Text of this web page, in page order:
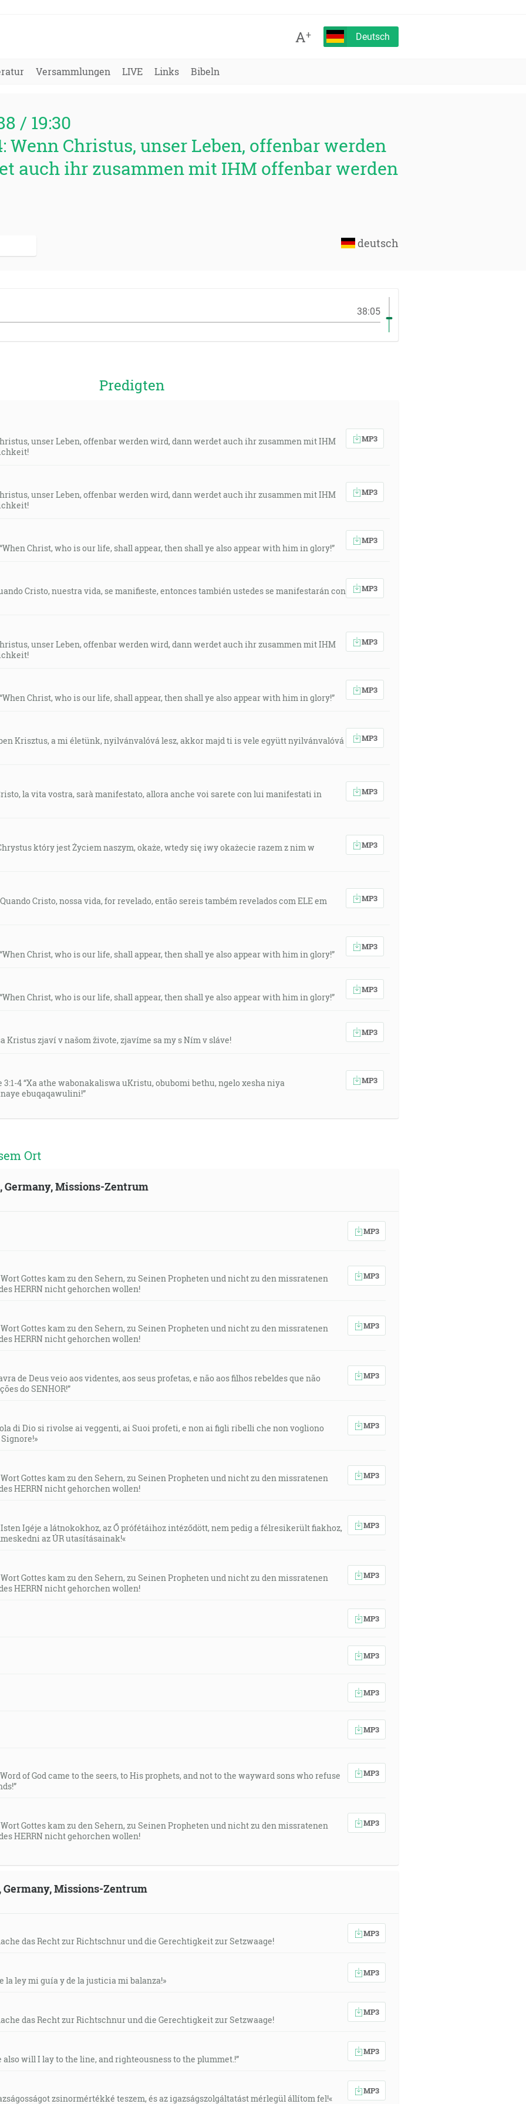
A+ Deutsch
Versammlungen LIVE Links Bibeln
/ 19:30
Wenn Christus, unser Leben, offenbar werden
auch ihr zusammen mit IHM offenbar werden
deutsch
38:05
Predigten
unser Leben, offenbar werden wird, dann werdet auch ihr zusammen mit IHM
MP3
unser Leben, offenbar werden wird, dann werdet auch ihr zusammen mit IHM
MP3
Christ, who is our life, shall appear, then shall ye also appear with him in glory!”
MP3
Cristo, nuestra vida, se manifieste, entonces también ustedes se manifestarán con MP3
unser Leben, offenbar werden wird, dann werdet auch ihr zusammen mit IHM
MP3
Christ, who is our life, shall appear, then shall ye also appear with him in glory!”
MP3
Krisztus, a mi életünk, nyilvánvalóvá lesz, akkor majd ti is vele együtt nyilvánvalóvá MP3
la vita vostra, sarà manifestato, allora anche voi sarete con lui manifestati in MP3
który jest Życiem naszym, okaże, wtedy się iwy okażecie razem z nim w MP3
Cristo, nossa vida, for revelado, então sereis também revelados com ELE em MP3
Christ, who is our life, shall appear, then shall ye also appear with him in glory!”
MP3
Christ, who is our life, shall appear, then shall ye also appear with him in glory!”
MP3
Kristus zjaví v našom živote, zjavíme sa my s Ním v sláve!
MP3
3:1-4 “Xa athe wabonakaliswa uKristu, obubomi bethu, ngelo xesha niya
ebuqaqawulini!”
MP3
Ort
Germany, Missions-Zentrum
MP3
Wort Gottes kam zu den Sehern, zu Seinen Propheten und nicht zu den missratenen
HERRN nicht gehorchen wollen!
MP3
Wort Gottes kam zu den Sehern, zu Seinen Propheten und nicht zu den missratenen
HERRN nicht gehorchen wollen!
MP3
de Deus veio aos videntes, aos seus profetas, e não aos filhos rebeldes que não
do SENHOR!”
MP3
di Dio si rivolse ai veggenti, ai Suoi profeti, e non ai figli ribelli che non vogliono
MP3
Wort Gottes kam zu den Sehern, zu Seinen Propheten und nicht zu den missratenen
HERRN nicht gehorchen wollen!
MP3
Isten Igéje a látnokokhoz, az Ő prófétáihoz intéződött, nem pedig a félresikerült fiakhoz,
az ÚR utasításainak!«
MP3
Wort Gottes kam zu den Sehern, zu Seinen Propheten und nicht zu den missratenen
HERRN nicht gehorchen wollen!
MP3
MP3
MP3
MP3
MP3
of God came to the seers, to His prophets, and not to the wayward sons who refuse
MP3
Wort Gottes kam zu den Sehern, zu Seinen Propheten und nicht zu den missratenen
HERRN nicht gehorchen wollen!
MP3
Germany, Missions-Zentrum
das Recht zur Richtschnur und die Gerechtigkeit zur Setzwaage!
MP3
la ley mi guía y de la justicia mi balanza!»
MP3
das Recht zur Richtschnur und die Gerechtigkeit zur Setzwaage!
MP3
also will I lay to the line, and righteousness to the plummet.!”
MP3
zsinormértékké teszem, és az igazságszolgáltatást mérlegül állítom fel!«
MP3